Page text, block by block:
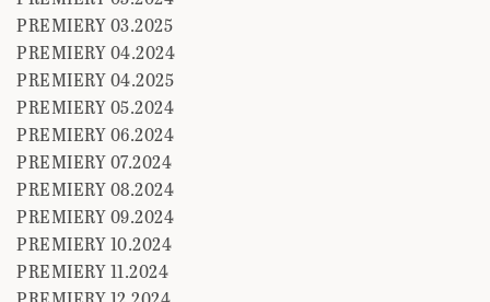
PREMIERY 03.2025
PREMIERY 04.2024
PREMIERY 04.2025
PREMIERY 05.2024
PREMIERY 06.2024
PREMIERY 07.2024
PREMIERY 08.2024
PREMIERY 09.2024
PREMIERY 10.2024
PREMIERY 11.2024